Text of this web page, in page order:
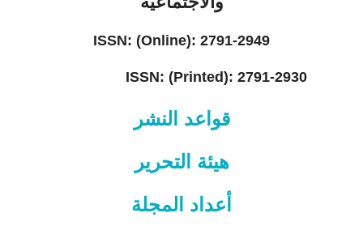
ISSN: (Online): 2791-2949
ISSN: (Printed): 2791-2930
قواعد النشر
هيئة التحرير
أعداد المجلة